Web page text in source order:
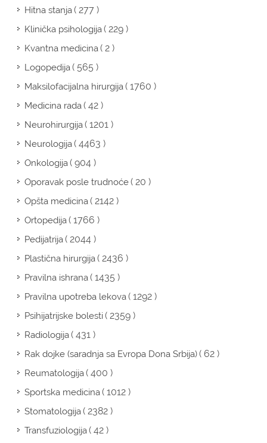
Hitna stanja( 277 )
Klinička psihologija( 229 )
Kvantna medicina( 2 )
Logopedija( 565 )
Maksilofacijalna hirurgija( 1760 )
Medicina rada( 42 )
Neurohirurgija( 1201 )
Neurologija( 4463 )
Onkologija( 904 )
Oporavak posle trudnoće( 20 )
Opšta medicina( 2142 )
Ortopedija( 1766 )
Pedijatrija( 2044 )
Plastična hirurgija( 2436 )
Pravilna ishrana( 1435 )
Pravilna upotreba lekova( 1292 )
Psihijatrijske bolesti( 2359 )
Radiologija( 431 )
Rak dojke (saradnja sa Evropa Dona Srbija)( 62 )
Reumatologija( 400 )
Sportska medicina( 1012 )
Stomatologija( 2382 )
Transfuziologija( 42 )